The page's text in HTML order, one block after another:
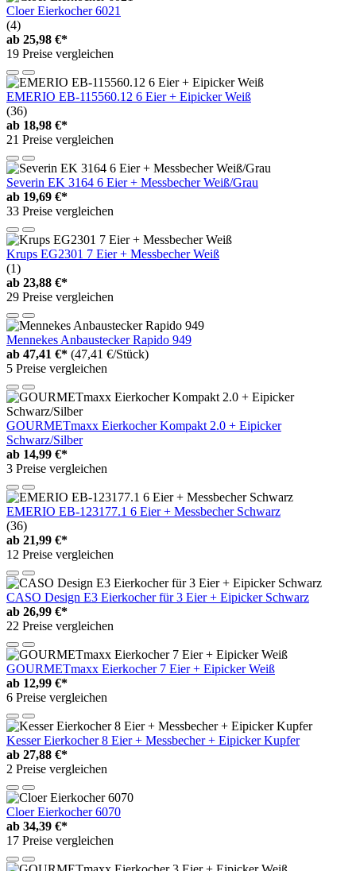
Cloer Eierkocher 6021
(4)
ab 25,98 €*
19 Preise vergleichen
EMERIO EB-115560.12 6 Eier + Eipicker Weiß
(36)
ab 18,98 €*
21 Preise vergleichen
Severin EK 3164 6 Eier + Messbecher Weiß/Grau
ab 19,69 €*
33 Preise vergleichen
Krups EG2301 7 Eier + Messbecher Weiß
(1)
ab 23,88 €*
29 Preise vergleichen
Mennekes Anbaustecker Rapido 949
ab 47,41 €* (47,41 €/Stück)
5 Preise vergleichen
GOURMETmaxx Eierkocher Kompakt 2.0 + Eipicker
Schwarz/Silber
ab 14,99 €*
3 Preise vergleichen
EMERIO EB-123177.1 6 Eier + Messbecher Schwarz
(36)
ab 21,99 €*
12 Preise vergleichen
CASO Design E3 Eierkocher für 3 Eier + Eipicker Schwarz
ab 26,99 €*
22 Preise vergleichen
GOURMETmaxx Eierkocher 7 Eier + Eipicker Weiß
ab 12,99 €*
6 Preise vergleichen
Kesser Eierkocher 8 Eier + Messbecher + Eipicker Kupfer
ab 27,88 €*
2 Preise vergleichen
Cloer Eierkocher 6070
ab 34,39 €*
17 Preise vergleichen